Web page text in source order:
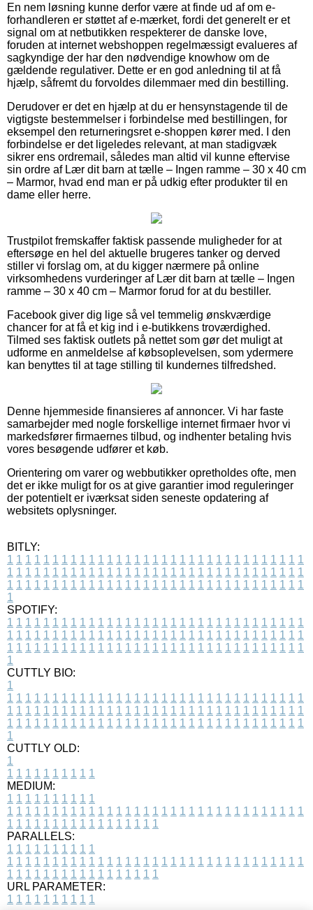
En nem løsning kunne derfor være at finde ud af om e-
forhandleren er støttet af e-mærket, fordi det generelt er et
signal om at netbutikken respekterer de danske love,
foruden at internet webshoppen regelmæssigt evalueres af
sagkyndige der har den nødvendige knowhow om de
gældende regulativer. Dette er en god anledning til at få
hjælp, såfremt du forvoldes dilemmaer med din bestilling.
Derudover er det en hjælp at du er hensynstagende til de
vigtigste bestemmelser i forbindelse med bestillingen, for
eksempel den returneringsret e-shoppen kører med. I den
forbindelse er det ligeledes relevant, at man stadigvæk
sikrer ens ordremail, således man altid vil kunne eftervise
sin ordre af Lær dit barn at tælle – Ingen ramme – 30 x 40 cm
– Marmor, hvad end man er på udkig efter produkter til en
dame eller herre.
Trustpilot fremskaffer faktisk passende muligheder for at
eftersøge en hel del aktuelle brugeres tanker og derved
stiller vi forslag om, at du kigger nærmere på online
virksomhedens vurderinger af Lær dit barn at tælle – Ingen
ramme – 30 x 40 cm – Marmor forud for at du bestiller.
Facebook giver dig lige så vel temmelig ønskværdige
chancer for at få et kig ind i e-butikkens troværdighed.
Tilmed ses faktisk outlets på nettet som gør det muligt at
udforme en anmeldelse af købsoplevelsen, som ydermere
kan benyttes til at tage stilling til kundernes tilfredshed.
Denne hjemmeside finansieres af annoncer. Vi har faste
samarbejder med nogle forskellige internet firmaer hvor vi
markedsfører firmaernes tilbud, og indhenter betaling hvis
vores besøgende udfører et køb.
Orientering om varer og webbutikker opretholdes ofte, men
det er ikke muligt for os at give garantier imod reguleringer
der potentielt er iværksat siden seneste opdatering af
websitets oplysninger.
BITLY:
1 1 1 1 1 1 1 1 1 1 1 1 1 1 1 1 1 1 1 1 1 1 1 1 1 1 1 1 1 1 1 1 1
1 1 1 1 1 1 1 1 1 1 1 1 1 1 1 1 1 1 1 1 1 1 1 1 1 1 1 1 1 1 1 1 1
1 1 1 1 1 1 1 1 1 1 1 1 1 1 1 1 1 1 1 1 1 1 1 1 1 1 1 1 1 1 1 1 1
1
SPOTIFY:
1 1 1 1 1 1 1 1 1 1 1 1 1 1 1 1 1 1 1 1 1 1 1 1 1 1 1 1 1 1 1 1 1
1 1 1 1 1 1 1 1 1 1 1 1 1 1 1 1 1 1 1 1 1 1 1 1 1 1 1 1 1 1 1 1 1
1 1 1 1 1 1 1 1 1 1 1 1 1 1 1 1 1 1 1 1 1 1 1 1 1 1 1 1 1 1 1 1 1
1
CUTTLY BIO:
1
1 1 1 1 1 1 1 1 1 1 1 1 1 1 1 1 1 1 1 1 1 1 1 1 1 1 1 1 1 1 1 1 1
1 1 1 1 1 1 1 1 1 1 1 1 1 1 1 1 1 1 1 1 1 1 1 1 1 1 1 1 1 1 1 1 1
1 1 1 1 1 1 1 1 1 1 1 1 1 1 1 1 1 1 1 1 1 1 1 1 1 1 1 1 1 1 1 1 1
1
CUTTLY OLD:
1
1 1 1 1 1 1 1 1 1 1
MEDIUM:
1 1 1 1 1 1 1 1 1 1
1 1 1 1 1 1 1 1 1 1 1 1 1 1 1 1 1 1 1 1 1 1 1 1 1 1 1 1 1 1 1 1 1
1 1 1 1 1 1 1 1 1 1 1 1 1 1 1 1 1
PARALLELS:
1 1 1 1 1 1 1 1 1 1
1 1 1 1 1 1 1 1 1 1 1 1 1 1 1 1 1 1 1 1 1 1 1 1 1 1 1 1 1 1 1 1 1
1 1 1 1 1 1 1 1 1 1 1 1 1 1 1 1 1
URL PARAMETER:
1 1 1 1 1 1 1 1 1 1